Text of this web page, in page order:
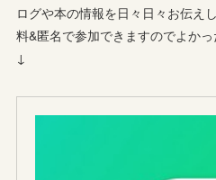
ログや本の情報を日々日々お伝え
料&匿名で参加できますのでよか
↓